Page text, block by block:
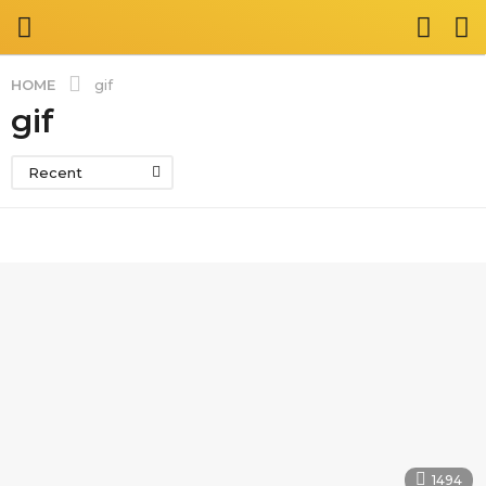
HOME gif
gif
Recent
1494